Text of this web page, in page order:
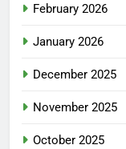
February 2026
January 2026
December 2025
November 2025
October 2025